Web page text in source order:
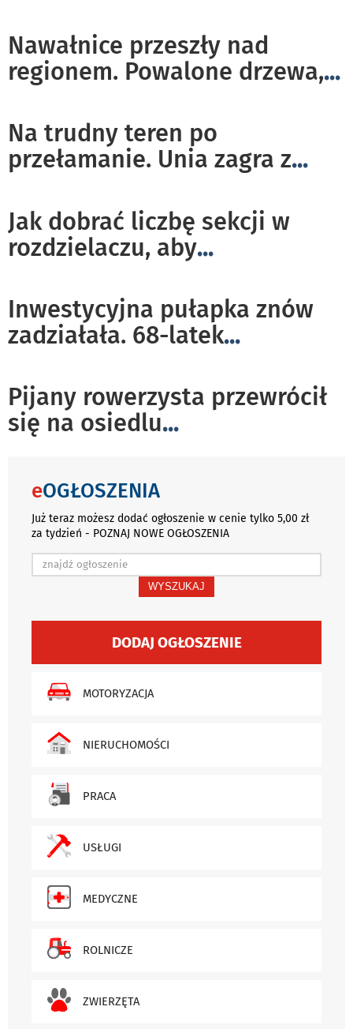
Nawałnice przeszły nad
regionem. Powalone drzewa,...
Na trudny teren po
przełamanie. Unia zagra z...
Jak dobrać liczbę sekcji w
rozdzielaczu, aby...
Inwestycyjna pułapka znów
zadziałała. 68-latek...
Pijany rowerzysta przewrócił
się na osiedlu...
eOGŁOSZENIA
Już teraz możesz dodać ogłoszenie w cenie tylko 5,00 zł
za tydzień - POZNAJ NOWE OGŁOSZENIA
WYSZUKAJ
DODAJ OGŁOSZENIE
MOTORYZACJA
NIERUCHOMOŚCI
PRACA
USŁUGI
MEDYCZNE
ROLNICZE
ZWIERZĘTA